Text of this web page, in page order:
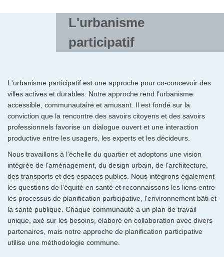
L'urbanisme
participatif
L'urbanisme participatif est une approche pour co-concevoir des
villes actives et durables. Notre approche rend l'urbanisme
accessible, communautaire et amusant. Il est fondé sur la
conviction que la rencontre des savoirs citoyens et des savoirs
professionnels favorise un dialogue ouvert et une interaction
productive entre les usagers, les experts et les décideurs.
Nous travaillons à l'échelle du quartier et adoptons une vision
intégrée de l'aménagement, du design urbain, de l'architecture,
des transports et des espaces publics. Nous intégrons également
les questions de l'équité en santé et reconnaissons les liens entre
les processus de planification participative, l'environnement bâti et
la santé publique. Chaque communauté a un plan de travail
unique, axé sur les besoins, élaboré en collaboration avec divers
partenaires, mais notre approche de planification participative
utilise une méthodologie commune.